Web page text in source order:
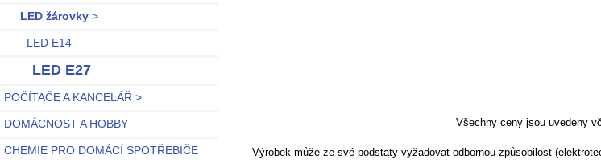
LED žárovky >
LED E14
LED E27
POČÍTAČE A KANCELÁŘ >
DOMÁCNOST A HOBBY
CHEMIE PRO DOMÁCÍ SPOTŘEBIČE
Všechny ceny jsou uvedeny
Výrobek může ze své podstaty vyžadovat odbornou způsobilost